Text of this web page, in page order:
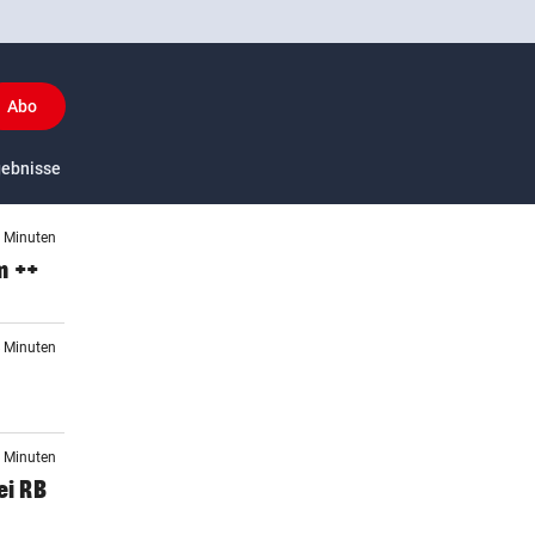
Abo
US-Sport
Minuten
++
Minuten
Minuten
RB